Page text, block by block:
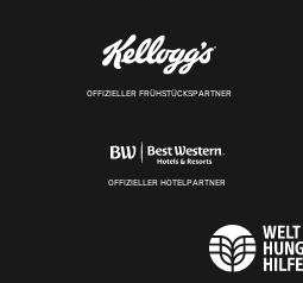
OFFIZIELLER FRÜHSTÜCKSPARTNER
OFFIZIELLER HOTELPARTNER